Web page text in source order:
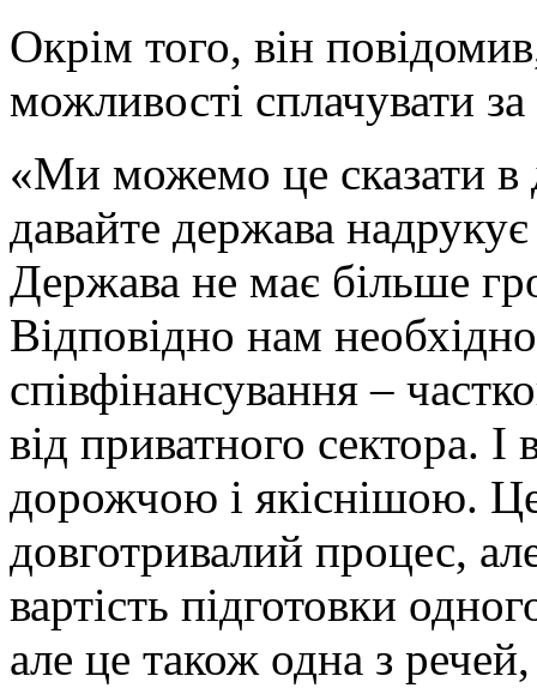
Окрім того, він
можливості сплачувати за
«Ми можемо це сказати в
давайте держава
Держава не має більше
Відповідно нам
співфінансування –
від приватного сектора. І
дорожчою і якіснішою.
довготривалий процес,
вартість підготовки
але це також одна з